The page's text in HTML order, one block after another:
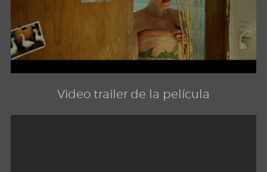
Video trailer de la película